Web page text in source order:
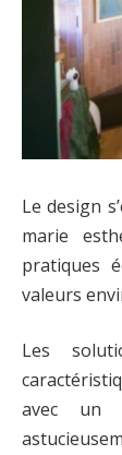
Le design
marie
pratiques
valeurs
Les
avec un